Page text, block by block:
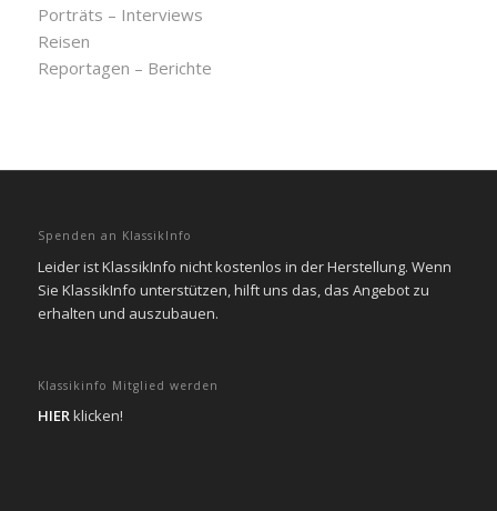
Porträts – Interviews
Reisen
Reportagen – Berichte
Spenden an KlassikInfo
Leider ist KlassikInfo nicht kostenlos in der Herstellung. Wenn
Sie KlassikInfo unterstützen, hilft uns das, das Angebot zu
erhalten und auszubauen.
Klassikinfo Mitglied werden
HIERklicken!